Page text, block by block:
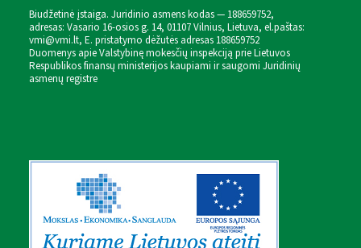
Biudžetinė įstaiga. Juridinio asmens kodas — 188659752,
adresas: Vasario 16-osios g. 14, 01107 Vilnius, Lietuva, el.paštas:
vmi@vmi.lt, E. pristatymo dėžutės adresas 188659752
Duomenys apie Valstybinę mokesčių inspekciją prie Lietuvos
Respublikos finansų ministerijos kaupiami ir saugomi Juridinių
asmenų registre